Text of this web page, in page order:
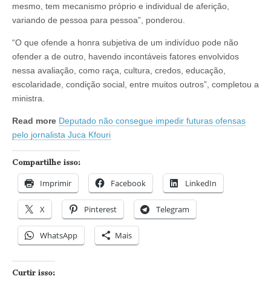
mesmo, tem mecanismo próprio e individual de aferição,
variando de pessoa para pessoa”, ponderou.
“O que ofende a honra subjetiva de um indivíduo pode não
ofender a de outro, havendo incontáveis fatores envolvidos
nessa avaliação, como raça, cultura, credos, educação,
escolaridade, condição social, entre muitos outros”, completou a
ministra.
Read more Deputado não consegue impedir futuras ofensas
pelo jornalista Juca Kfouri
Compartilhe isso:
Imprimir Facebook LinkedIn
X Pinterest Telegram
WhatsApp Mais
Curtir isso: